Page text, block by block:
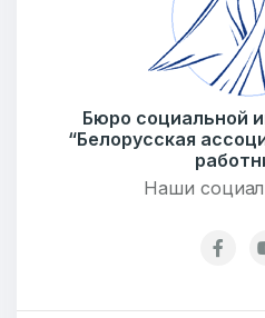
Бюро социальной
“Белорусская
Наши